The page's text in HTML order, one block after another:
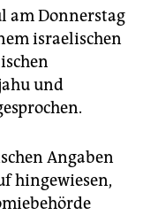
am Donnerstag
israelischen
und
Angaben
hingewiesen,